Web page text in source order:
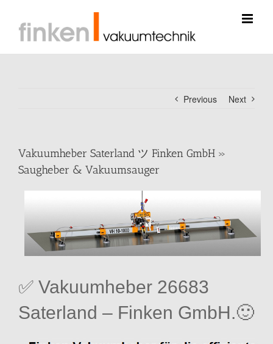
content
Previous Next
Vakuumheber Saterland ツ Finken GmbH »
Saugheber & Vakuumsauger
✅ Vakuumheber 26683
Saterland – Finken GmbH.🙂